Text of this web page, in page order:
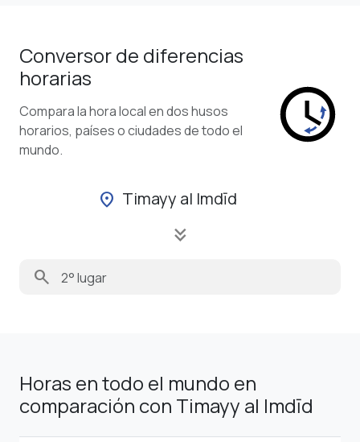
Conversor de diferencias
horarias
Compara la hora local en dos husos
horarios, países o ciudades de todo el
mundo.
location_on Timayy al Imdīd
keyboard_double_arrow_down
search
Horas en todo el mundo en
comparación con Timayy al Imdīd